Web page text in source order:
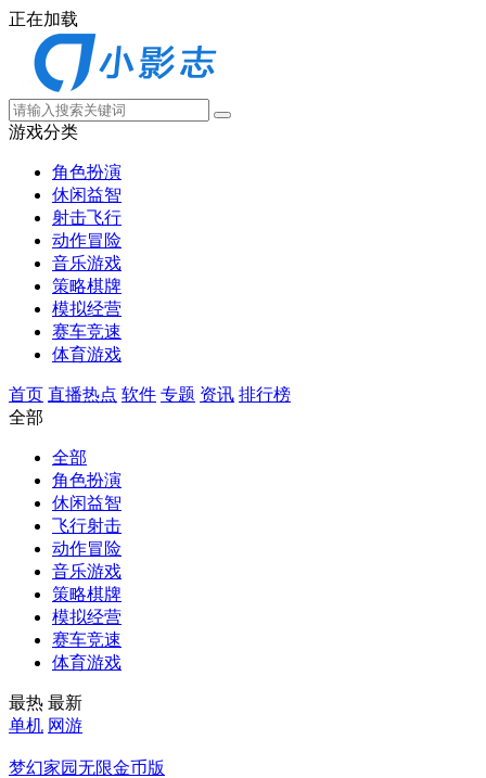
正在加载
游戏分类
角色扮演
休闲益智
射击飞行
动作冒险
音乐游戏
策略棋牌
模拟经营
赛车竞速
体育游戏
首页 直播热点 软件 专题 资讯 排行榜
全部
全部
角色扮演
休闲益智
飞行射击
动作冒险
音乐游戏
策略棋牌
模拟经营
赛车竞速
体育游戏
最热 最新
单机 网游
梦幻家园无限金币版